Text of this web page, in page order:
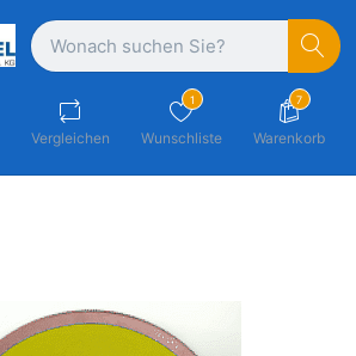
Vergleichen
1
Wunschliste
7
Warenkorb